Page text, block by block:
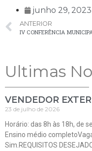
junho 29, 2023
ANTERIOR
Ultimas
VENDEDOR
23 de julho de 2026
Horário: das 8h às 18h, de
Ensino médio
Sim.REQUISITOS